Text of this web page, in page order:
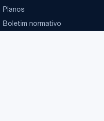
Planos
Boletim normativo